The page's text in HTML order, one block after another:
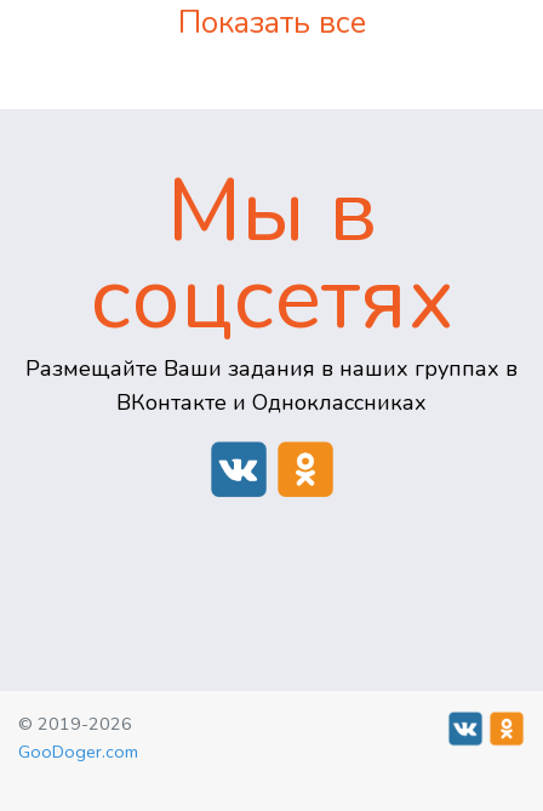
Показать все
Мы в
соцсетях
Размещайте Ваши задания в наших группах в
ВКонтакте и Одноклассниках
© 2019-2026
GooDoger.com